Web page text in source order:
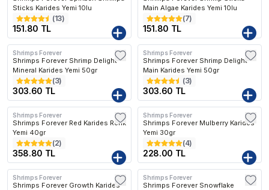
Sticks Karides Yemi 10lu
(13)
151.80 TL
Main Algae Karides Yemi 10lu
(7)
151.80 TL
Shrimps Forever
Shrimps Forever Shrimp Delight
Mineral Karides Yemi 50gr
(3)
303.60 TL
Shrimps Forever
Shrimps Forever Shrimp Delight
Main Karides Yemi 50gr
(3)
303.60 TL
Shrimps Forever
Shrimps Forever Red Karides Renk
Yemi 40gr
(2)
358.80 TL
Shrimps Forever
Shrimps Forever Mulberry Karides
Yemi 30gr
(4)
228.00 TL
Shrimps Forever
Shrimps Forever Growth Karides
Shrimps Forever
Shrimps Forever Snowflake